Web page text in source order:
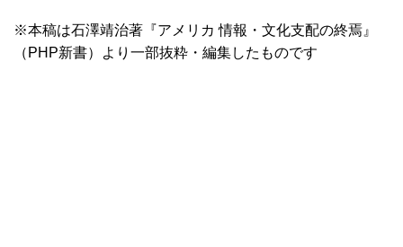
※本稿は石澤靖治著『アメリカ 情報・文化支配の終焉』
（PHP新書）より一部抜粋・編集したものです